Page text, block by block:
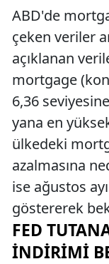
ABD'de
çeken veriler
açıklanan
mortgage
6,36
yana en
ülkedeki
azalmasına
ise ağustos
göstererek
FED
İNDIRIMI